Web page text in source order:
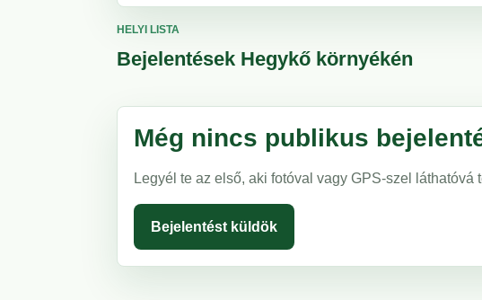
HELYI LISTA
Bejelentések Hegykő környékén
Még nincs publikus
Legyél te az első, aki fotóval vagy GPS-szel
Bejelentést küldök